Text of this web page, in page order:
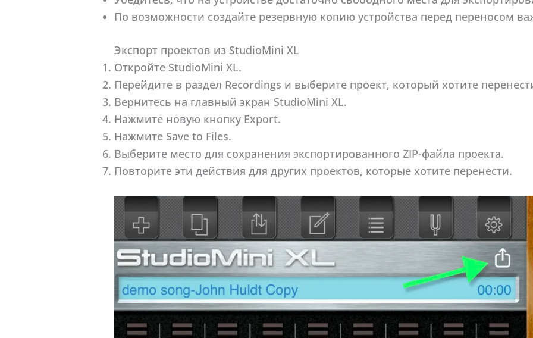
По возможности создайте резервную копию устройства перед переносом
Экспорт проектов из StudioMini XL
Откройте StudioMini XL.
Перейдите в раздел Recordings и выберите проект, который хотите
Вернитесь на главный экран StudioMini XL.
Нажмите новую кнопку Export.
Нажмите Save to Files.
Выберите место для сохранения экспортированного ZIP-файла проекта.
Повторите эти действия для других проектов, которые хотите перенести.